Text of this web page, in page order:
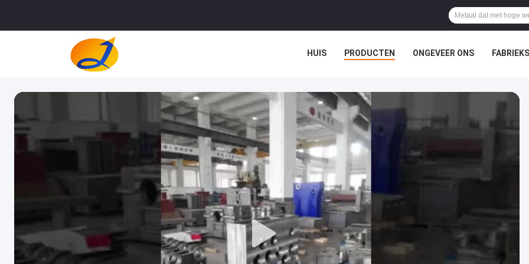
HUIS PRODUCTEN ONGEVEER ONS